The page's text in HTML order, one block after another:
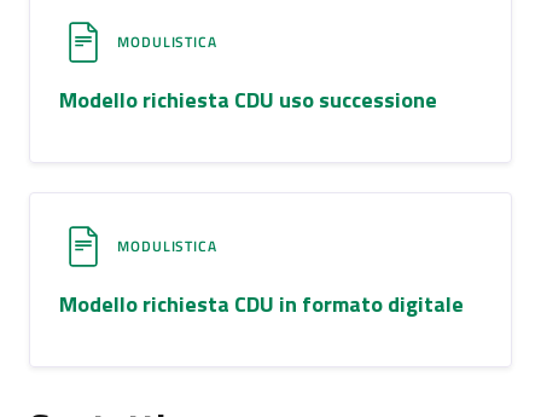
MODULISTICA
Modello richiesta CDU uso successione
MODULISTICA
Modello richiesta CDU in formato digitale